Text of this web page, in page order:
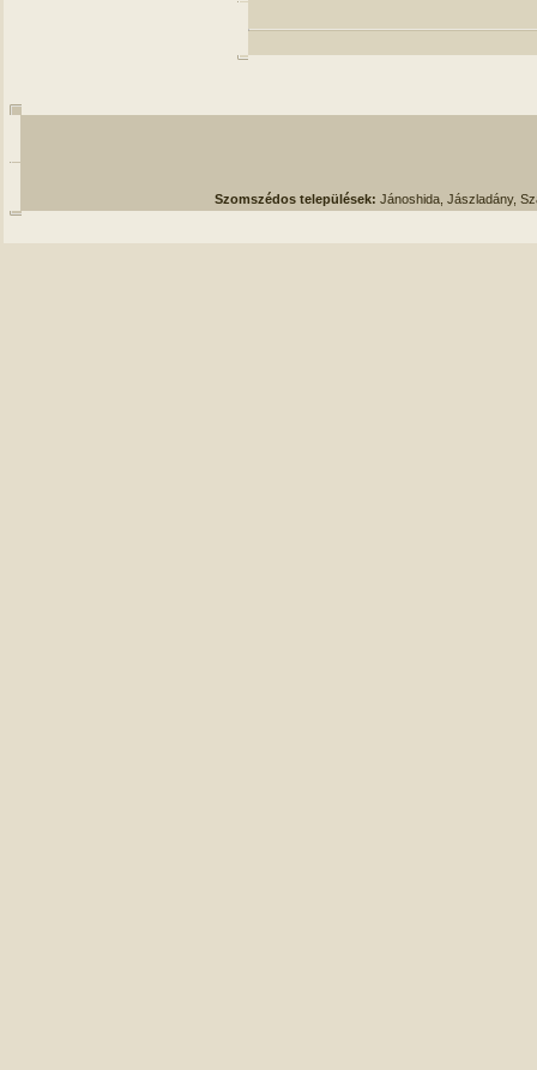
Szomszédos települések: Jánoshida, Jászladány,